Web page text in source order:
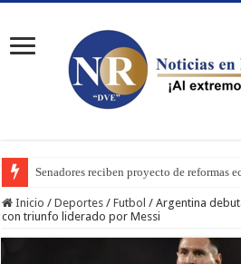
Senadores reciben proyecto de reformas
Inicio / Deportes / Futbol / Argentina
con triunfo liderado por Messi